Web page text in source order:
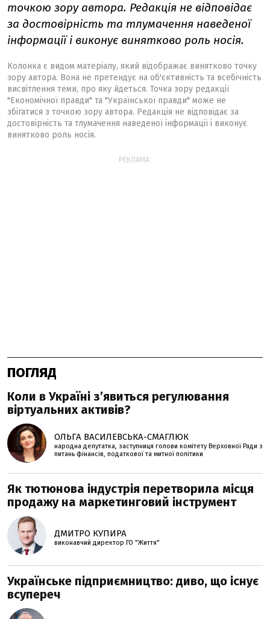
точкою зору автора. Редакція не відповідає
за достовірність та тлумачення наведеної
інформації і виконує винятково роль носія.
Колонка є видом матеріалу, який відображає винятково точку
зору автора. Вона не претендує на об'єктивність та всебічність
висвітлення теми, про яку йдеться. Точка зору редакції
"Економічної правди" та "Української правди" може не
збігатися з точкою зору автора. Редакція не відповідає за
достовірність та тлумачення наведеної інформації і виконує
винятково роль носія.
РЕКЛАМА:
ПОГЛЯД
Коли в Україні з’явиться регулювання
віртуальних активів?
ОЛЬГА ВАСИЛЕВСЬКА-СМАГЛЮК
народна депутатка, заступниця голови комітету Верховної Ради з
питань фінансів, податкової та митної політики
Як тютюнова індустрія перетворила місця
продажу на маркетинговий інструмент
ДМИТРО КУПИРА
виконавчий директор ГО "Життя"
Українське підприємництво: диво, що існує
всупереч